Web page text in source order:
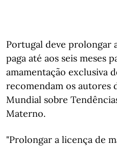
Portugal deve prolongar
paga até aos seis meses
amamentação exclusiva
recomendam os autores
Mundial sobre
Materno.
"Prolongar a licença de